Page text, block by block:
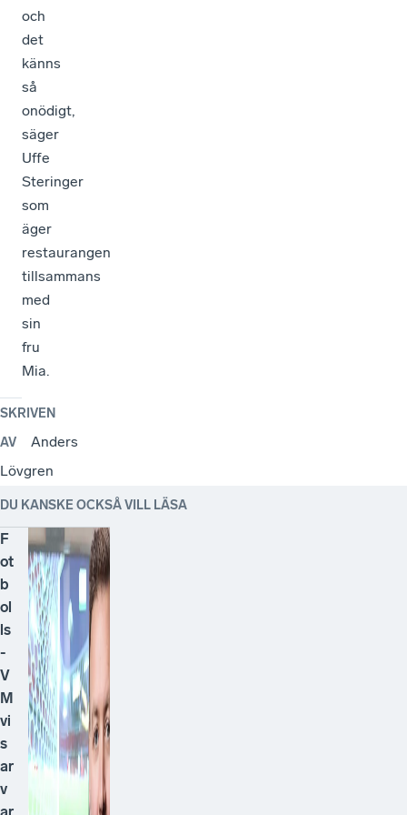
och
det
känns
så
onödigt,
säger
Uffe
Steringer
som
äger
restaurangen
tillsammans
med
sin
fru
Mia.
SKRIVEN
AV
Anders
Lövgren
DU KANSKE OCKSÅ VILL LÄSA
F
ot
b
ol
ls
-
V
M
vi
s
ar
v